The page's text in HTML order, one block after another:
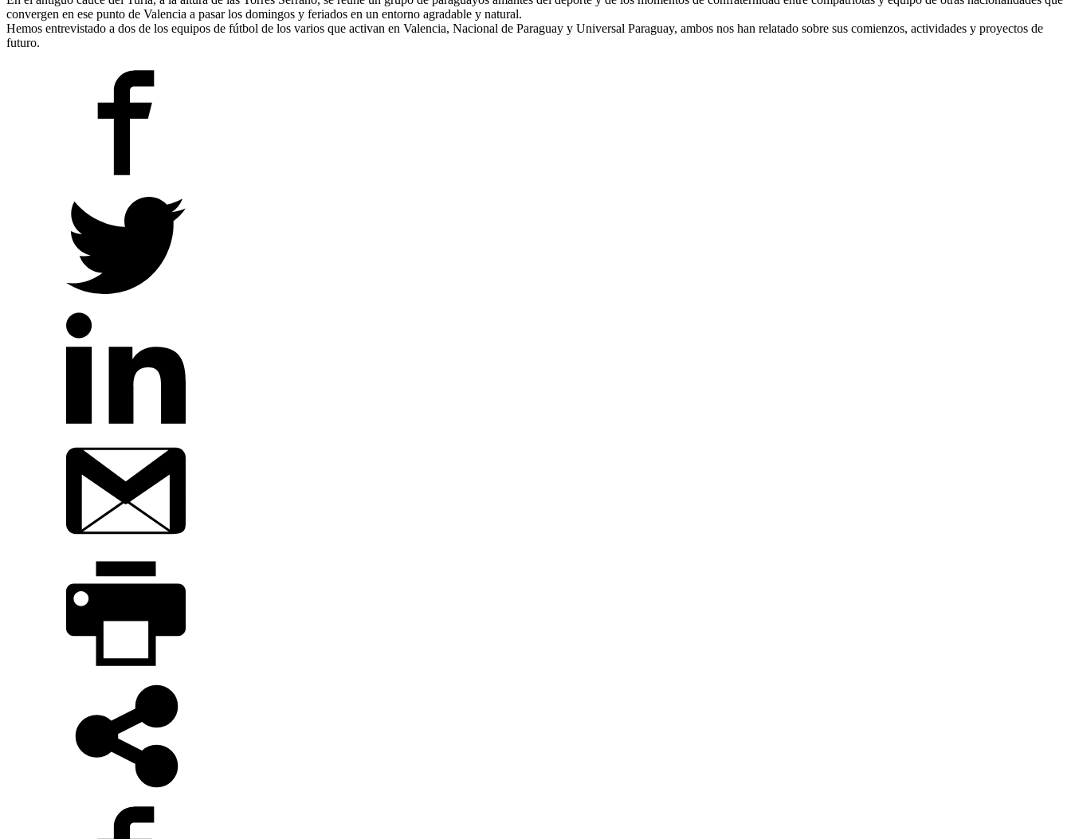
convergen en ese punto de Valencia a pasar los domingos y feriados en un entorno agradable y natural.
Hemos entrevistado a dos de los equipos de fútbol de los varios que activan en Valencia, Nacional de Paraguay y Universal Paraguay, ambos nos han relatado sobre sus comienzos, actividades y proyectos de
futuro.